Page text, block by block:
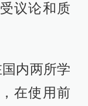
议论和质
内两所学
在使用前